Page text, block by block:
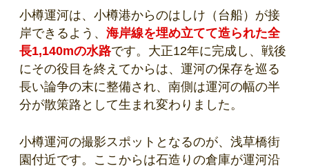
小樽運河は、小樽港からのはしけ（台船）が接
岸できるよう、 海岸線を埋め立てて造られた全
長1,140mの水路です。大正12年に完成し、戦後
にその役目を終えてからは、運河の保存を巡る
長い論争の末に整備され、南側は運河の幅の半
分が散策路として生まれ変わりました。
小樽運河の撮影スポットとなるのが、浅草橋街
園付近です。ここからは石造りの倉庫が運河沿